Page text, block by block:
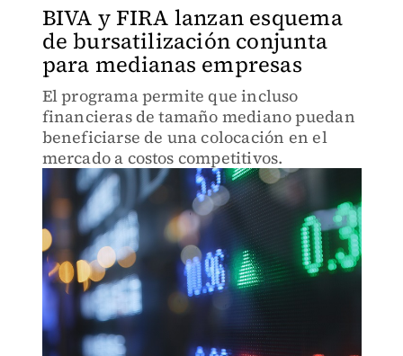
BIVA y FIRA lanzan esquema
de bursatilización conjunta
para medianas empresas
El programa permite que incluso
financieras de tamaño mediano puedan
beneficiarse de una colocación en el
mercado a costos competitivos.